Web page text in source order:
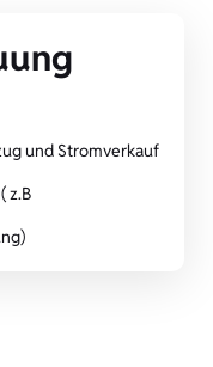
und Stromverkauf
z.B